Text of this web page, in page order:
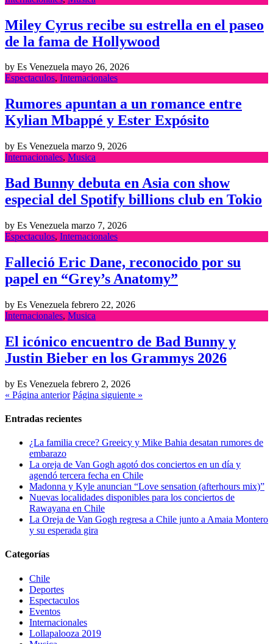
Miley Cyrus recibe su estrella en el paseo
de la fama de Hollywood
by Es Venezuela mayo 26, 2026
Espectaculos, Internacionales
Rumores apuntan a un romance entre
Kylian Mbappé y Ester Expósito
by Es Venezuela marzo 9, 2026
Internacionales, Musica
Bad Bunny debuta en Asia con show
especial del Spotify billions club en Tokio
by Es Venezuela marzo 7, 2026
Espectaculos, Internacionales
Falleció Eric Dane, reconocido por su
papel en “Grey’s Anatomy”
by Es Venezuela febrero 22, 2026
Internacionales, Musica
El icónico encuentro de Bad Bunny y
Justin Bieber en los Grammys 2026
by Es Venezuela febrero 2, 2026
« Página anterior Página siguiente »
Entradas recientes
¿La familia crece? Greeicy y Mike Bahia desatan rumores de
embarazo
La oreja de Van Gogh agotó dos conciertos en un día y
agendó tercera fecha en Chile
Madonna y Kyle anuncian “Love sensation (afterhours mix)”
Nuevas localidades disponibles para los conciertos de
Rawayana en Chile
La Oreja de Van Gogh regresa a Chile junto a Amaia Montero
y su esperada gira
Categorías
Chile
Deportes
Espectaculos
Eventos
Internacionales
Lollapalooza 2019